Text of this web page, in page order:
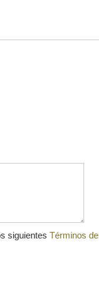
siguientes Términos de